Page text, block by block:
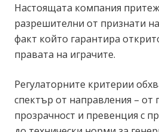
Настоящата компания
разрешителни от признати
факт който гарантира
правата на играчите.
Регулаторните критерии
спектър от направления – от
прозрачност и превенция с